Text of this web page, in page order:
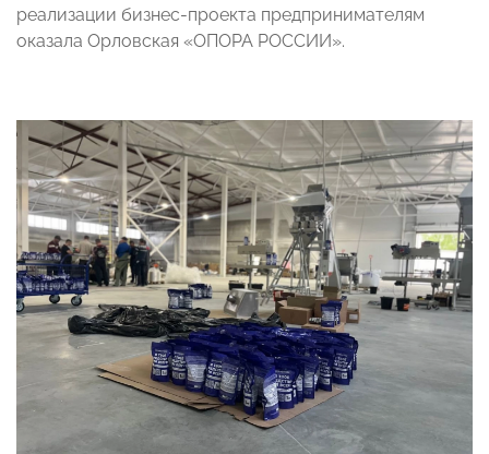
реализации бизнес-проекта предпринимателям
оказала Орловская «ОПОРА РОССИИ».